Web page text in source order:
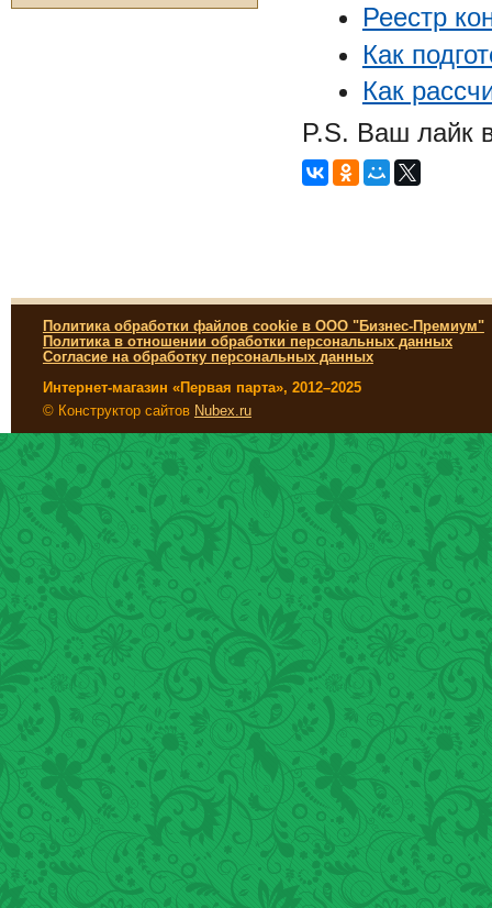
Реестр
Как
Как
P.S. Ваш лайк
Политика обработки файлов cookie в ООО "Бизнес-Премиум"
Политика в отношении обработки персональных данных
Согласие на обработку персональных данных
Интернет-магазин «Первая парта», 2012–2025
© Конструктор сайтов Nubex.ru